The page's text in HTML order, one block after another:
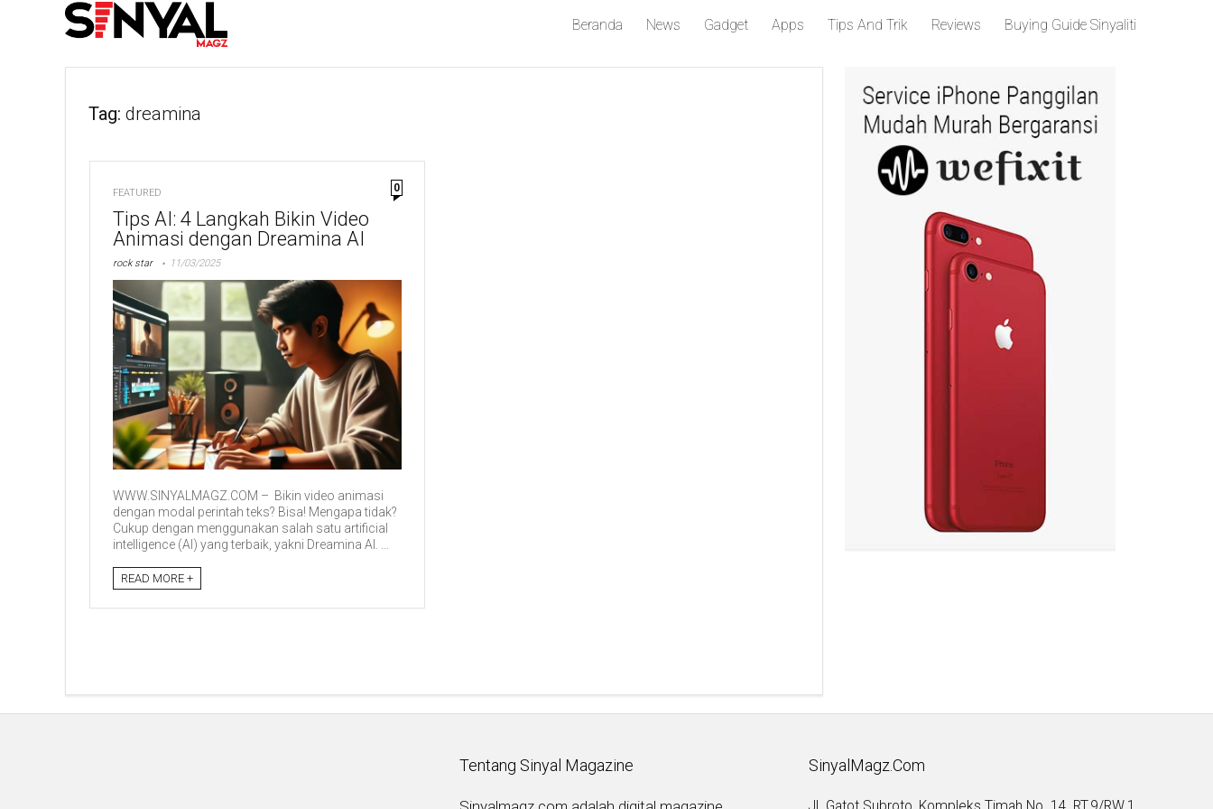
Beranda News Gadget Apps Tips And Trik Reviews Buying Guide Sinyaliti
Tag: dreamina
FEATURED 0
Tips AI: 4 Langkah Bikin Video
Animasi dengan Dreamina AI
rock star 11/03/2025
WWW.SINYALMAGZ.COM – Bikin video animasi
dengan modal perintah teks? Bisa! Mengapa tidak?
Cukup dengan menggunakan salah satu artificial
intelligence (AI) yang terbaik, yakni Dreamina AI. ...
READ MORE +
Tentang Sinyal Magazine SinyalMagz.Com